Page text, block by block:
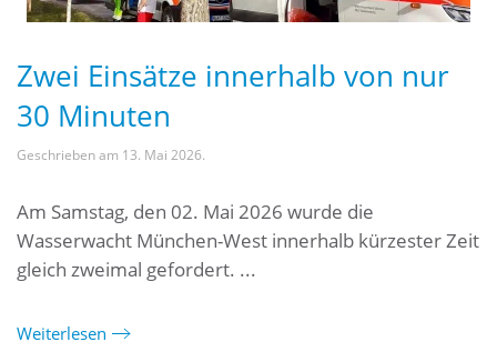
Zwei Einsätze innerhalb von nur
30 Minuten
Geschrieben am 13. Mai 2026.
Am Samstag, den 02. Mai 2026 wurde die
Wasserwacht München-West innerhalb kürzester Zeit
gleich zweimal gefordert. ...
Weiterlesen